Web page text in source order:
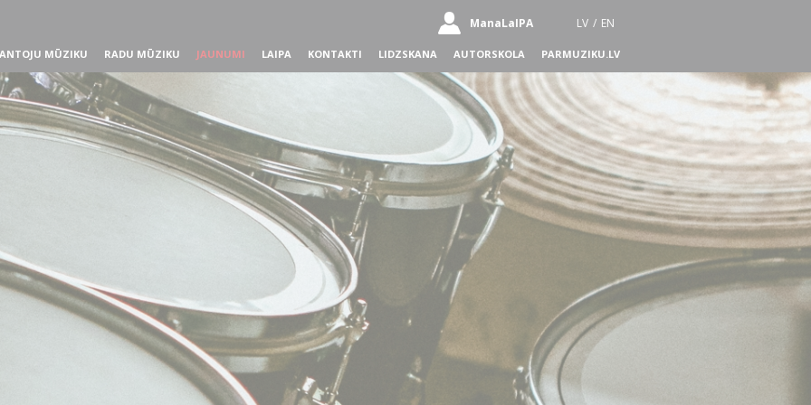
ManaLaIPA LV / EN
MŪZIKU RADU MŪZIKU JAUNUMI LAIPA KONTAKTI LIDZSKANA AUTORSKOLA PARMUZIKU.LV